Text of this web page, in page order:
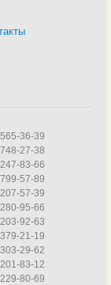
36-39
27-38
83-66
57-89
57-39
95-66
92-63
21-19
29-62
83-12
80-69